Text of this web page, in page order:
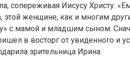
сопереживая Иисусу Христу:
этой женщине, как и многим
с мамой и младшим сыном.
в восторг от увиденного
зрительница Ирина.